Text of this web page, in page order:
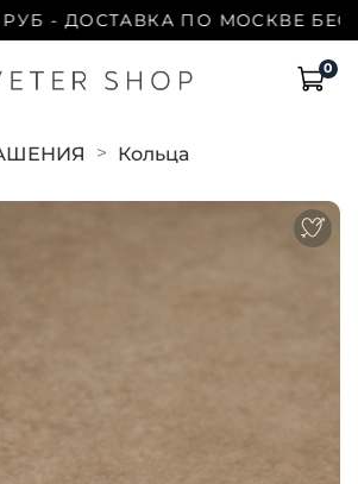
- ДОСТАВКА ПО МОСКВЕ
0
Кольца